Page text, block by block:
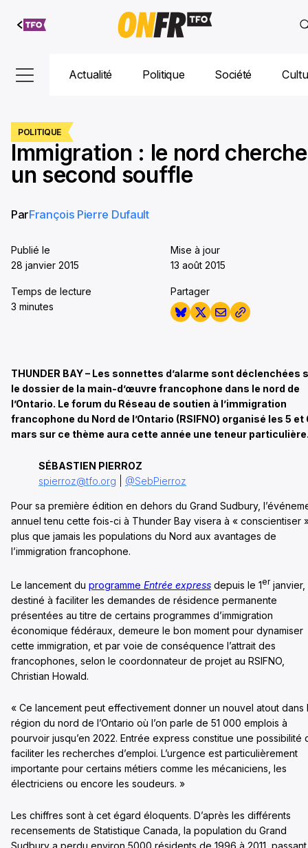
Aller au
contenu
Actualité Politique Société
POLITIQUE
Immigration : le nord cherche
un second souffle
ParFrançois Pierre Dufault
Publié le
28 janvier 2015
Mise à jour
13 août 2015
Temps de lecture
3 minutes
Partager
THUNDER BAY – Les sonnettes d’alarme sont déclenchées
le dossier de la main-d’œuvre francophone dans le nord de
l’Ontario. Le forum du Réseau de soutien à l’immigration
francophone du Nord de l’Ontario (RSIFNO) organisé les 5 et
mars sur ce thème aura cette année une teneur
SÉBASTIEN PIERROZ
spierroz@tfo.org
@SebPierroz
Pour sa première édition en dehors du Grand Sudbury,
annuel tenu cette fois-ci à Thunder Bay visera à « conscientiser
plus que jamais les populations du Nord aux avantages de
l’immigration francophone.
Le lancement du programme Entrée express depuis le 1er janvier,
destiné à faciliter les demandes de résidence permanente
présentées au titre de certains programmes d’immigration
économique fédéraux, demeure le bon moment pour dynamiser
cette immigration, et par voie de conséquence l’attrait des
francophones, selon le coordonnateur de projet au RSIFNO,
Christian Howald.
« Ce lancement peut effectivement donner un nouvel atout dans
région du nord de l’Ontario où l’on parle de 51 000 emplois à
pourvoir jusqu’en 2022. Entrée express constitue une possibilité
faciliter les recherches d’emploi. L’urgence est particulièrement
importante pour certains métiers comme les mécaniciens, les
électriciens ou encore les soudeurs. »
Les chiffres sont à cet égard éloquents. D’après les différents
recensements de Statistique Canada, la population du Grand
Sudbury a perdu environ 5000 résidents de 1996 à 2011, passant